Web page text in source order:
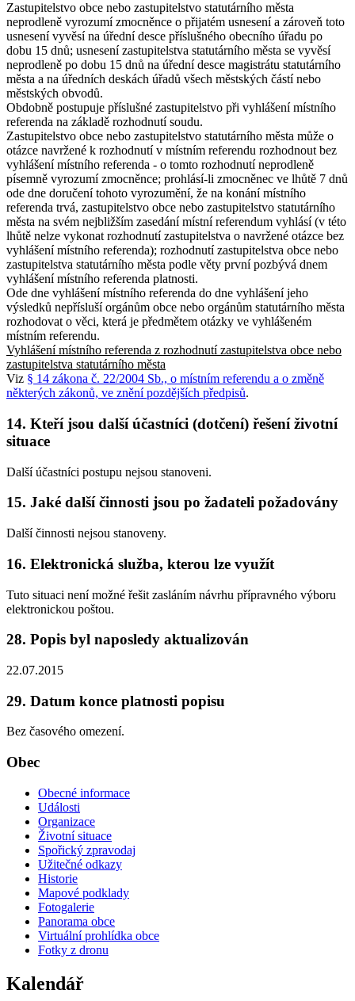
Zastupitelstvo obce nebo zastupitelstvo statutárního města
neprodleně vyrozumí zmocněnce o přijatém usnesení a zároveň toto
usnesení vyvěsí na úřední desce příslušného obecního úřadu po
dobu 15 dnů; usnesení zastupitelstva statutárního města se vyvěsí
neprodleně po dobu 15 dnů na úřední desce magistrátu statutárního
města a na úředních deskách úřadů všech městských částí nebo
městských obvodů.
Obdobně postupuje příslušné zastupitelstvo při vyhlášení místního
referenda na základě rozhodnutí soudu.
Zastupitelstvo obce nebo zastupitelstvo statutárního města může o
otázce navržené k rozhodnutí v místním referendu rozhodnout bez
vyhlášení místního referenda - o tomto rozhodnutí neprodleně
písemně vyrozumí zmocněnce; prohlásí-li zmocněnec ve lhůtě 7 dnů
ode dne doručení tohoto vyrozumění, že na konání místního
referenda trvá, zastupitelstvo obce nebo zastupitelstvo statutárního
města na svém nejbližším zasedání místní referendum vyhlásí (v této
lhůtě nelze vykonat rozhodnutí zastupitelstva o navržené otázce bez
vyhlášení místního referenda); rozhodnutí zastupitelstva obce nebo
zastupitelstva statutárního města podle věty první pozbývá dnem
vyhlášení místního referenda platnosti.
Ode dne vyhlášení místního referenda do dne vyhlášení jeho
výsledků nepřísluší orgánům obce nebo orgánům statutárního města
rozhodovat o věci, která je předmětem otázky ve vyhlášeném
místním referendu.
Vyhlášení místního referenda z rozhodnutí zastupitelstva obce nebo
zastupitelstva statutárního města
Viz § 14 zákona č. 22/2004 Sb., o místním referendu a o změně
některých zákonů, ve znění pozdějších předpisů.
14. Kteří jsou další účastníci (dotčení) řešení životní
situace
Další účastníci postupu nejsou stanoveni.
15. Jaké další činnosti jsou po žadateli požadovány
Další činnosti nejsou stanoveny.
16. Elektronická služba, kterou lze využít
Tuto situaci není možné řešit zasláním návrhu přípravného výboru
elektronickou poštou.
28. Popis byl naposledy aktualizován
22.07.2015
29. Datum konce platnosti popisu
Bez časového omezení.
Obec
Obecné informace
Události
Organizace
Životní situace
Spořický zpravodaj
Užitečné odkazy
Historie
Mapové podklady
Fotogalerie
Panorama obce
Virtuální prohlídka obce
Fotky z dronu
Kalendář